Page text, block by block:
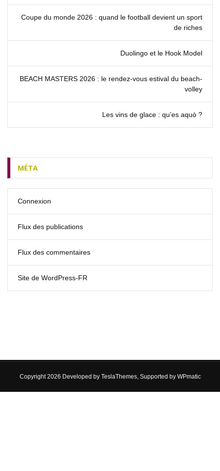
Coupe du monde 2026 : quand le football devient un sport
de riches
Duolingo et le Hook Model
BEACH MASTERS 2026 : le rendez‑vous estival du beach-
volley
Les vins de glace : qu’es aquò ?
MÉTA
Connexion
Flux des publications
Flux des commentaires
Site de WordPress-FR
Copyright 2026 Developed by TeslaThemes, Supported by WPmatic